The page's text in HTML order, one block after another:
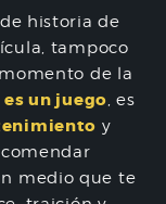
historia de
tampoco
de la
es un juego, es
y
medio que te